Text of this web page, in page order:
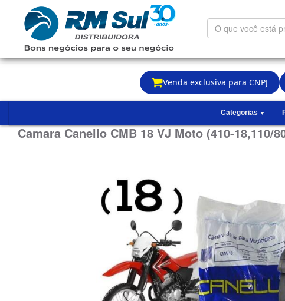
Venda exclusiva para CNPJ
O
que
está
procurando?
Categorias ▼
Camara Canello CMB 18 VJ Moto (410-18,110/